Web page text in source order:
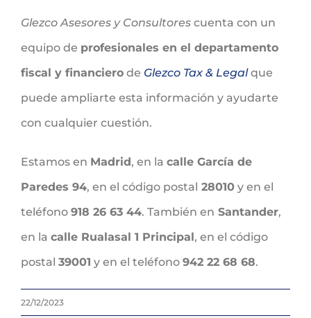
Glezco Asesores y Consultores cuenta con un
equipo de profesionales en el departamento
fiscal y financiero de Glezco Tax & Legalque
puede ampliarte esta información y ayudarte
con cualquier cuestión.
Estamos en Madrid, en la calle García de
Paredes 94, en el código postal 28010 y en el
teléfono 918 26 63 44. También en Santander,
en la calle Rualasal 1 Principal, en el código
postal 39001 y en el teléfono 942 22 68 68.
22/12/2023